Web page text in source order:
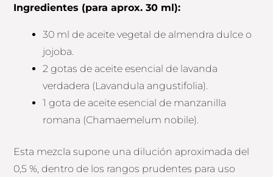
Ingredientes (para aprox. 30 ml):
30 ml de aceite vegetal de almendra dulce o
jojoba.
2 gotas de aceite esencial de lavanda
verdadera (Lavandula angustifolia).
1 gota de aceite esencial de manzanilla
romana (Chamaemelum nobile).
Esta mezcla supone una dilución aproximada del
0,5 %, dentro de los rangos prudentes para uso